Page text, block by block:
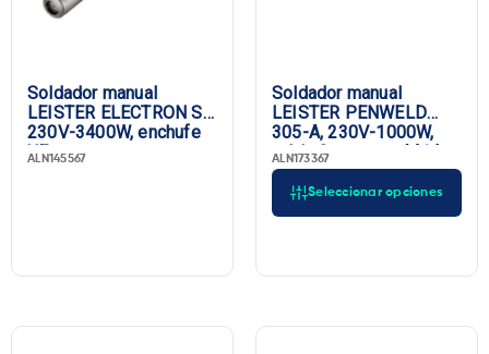
Soldador manual
LEISTER ELECTRON ST,
230V-3400W, enchufe
UE
ALN145567
Seleccionar opciones
Soldador manual
LEISTER PENWELD
305-A, 230V-1000W,
cable 3 m, rosca M14,
enchufe UE
ALN173367